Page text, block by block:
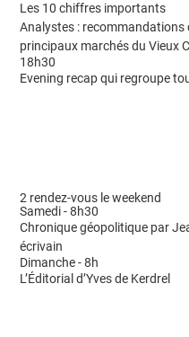
Les 10 chiffres importants
Analystes :
principaux marchés du Vieux
18h30
Evening recap qui regroupe
2 rendez-vous le weekend
Samedi - 8h30
Chronique géopolitique par
écrivain
Dimanche - 8h
L’Éditorial d’Yves de Kerdrel